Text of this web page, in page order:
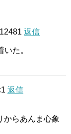
返信
た。
返信
からあんま心象